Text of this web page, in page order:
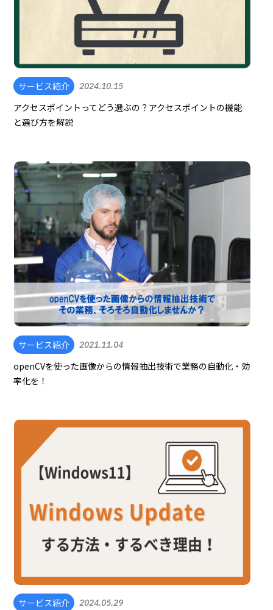
サービス紹介 2024.10.15
アクセスポイントってどう選ぶの？アクセスポイントの機能
と選び方を解説
サービス紹介 2021.11.04
openCVを使った画像からの情報抽出技術で業務の自動化・効
率化を！
サービス紹介 2024.05.29